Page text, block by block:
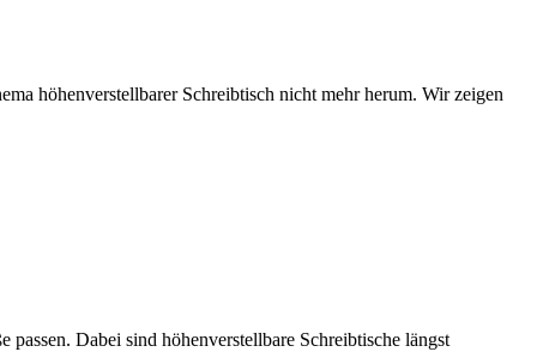
höhenverstellbarer Schreibtisch nicht mehr herum. Wir zeigen
Dabei sind höhenverstellbare Schreibtische längst